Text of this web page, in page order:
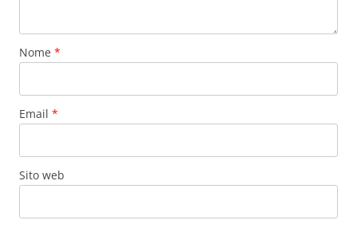
Nome *
Email *
Sito web